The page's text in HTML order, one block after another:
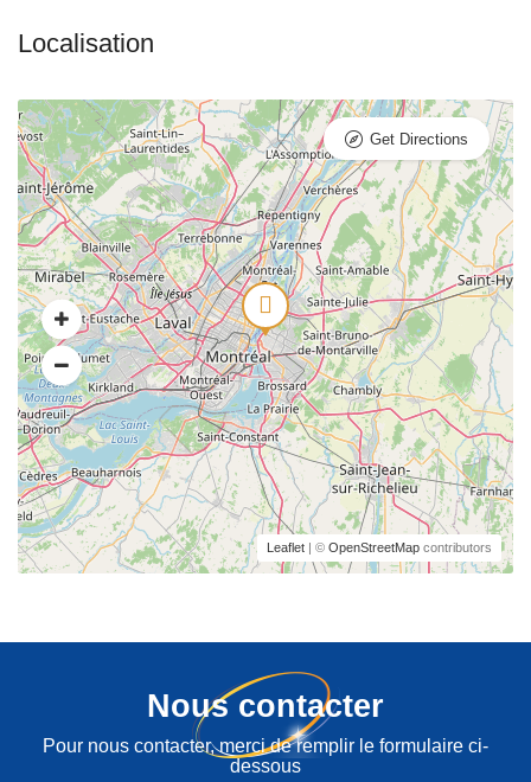
Leaflet | © OpenStreetMap contributors
Get Directions
Nous contacter
Pour nous contacter, merci de remplir le formulaire ci-
dessous